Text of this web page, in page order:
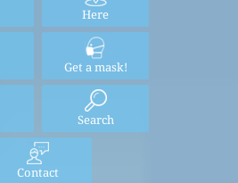
Here
Get a mask!
Search
Contact